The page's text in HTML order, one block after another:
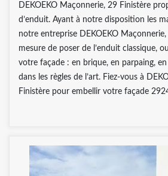
DEKOEKO Maçonnerie, 29 Finistère
d’enduit. Ayant à notre disposition les
notre entreprise DEKOEKO
mesure de poser de l’enduit classique,
votre façade : en brique, en parpaing,
dans les règles de l’art. Fiez-vous à
Finistère pour embellir votre façade